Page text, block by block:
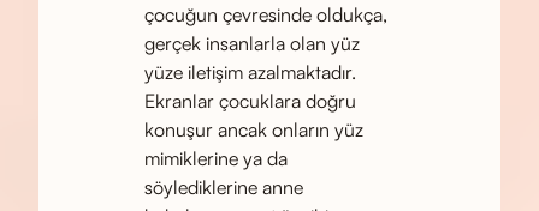
çocuğun çevresinde oldukça,
gerçek insanlarla olan yüz
yüze iletişim azalmaktadır.
Ekranlar çocuklara doğru
konuşur ancak onların yüz
mimiklerine ya da
söylediklerine anne